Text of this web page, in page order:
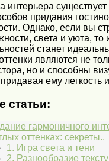
интерьера существует
придания
Однако, если вы
света и уюта, то
станет
являются не
но и способны
ему легкость
статьи:
гармоничного
оттенках: секреты..
1. Игра света и тени
2. Разнообразие